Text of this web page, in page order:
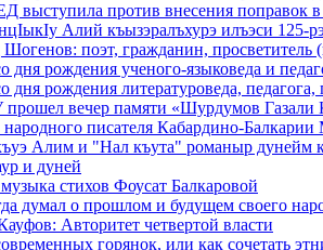
против внесения поправок
Алий къызэралъхурэ илъэси 125-
поэт, гражданин, просветитель
дня рождения ученого-языковеда и
дня рождения литературоведа,
вечер памяти «Шурдумов Газали
писателя Кабардино-
Алим и "Нал къута" романыр дунейм
и дуней
стихов Фоусат Балкаровой
думал о прошлом и будущем своего
Авторитет четвертой власти
горянок, или как сочетать